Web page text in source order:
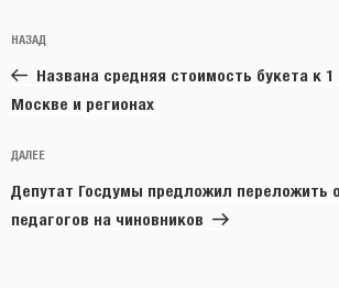
по
записям
Предыдущая
запись:
НАЗАД
Названа средняя стоимость букета к 1
Москве и регионах
Следующая
запись
ДАЛЕЕ
Депутат Госдумы предложил переложить
педагогов на чиновников